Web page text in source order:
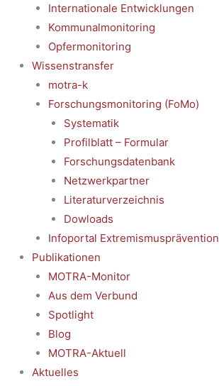
Internationale Entwicklungen
Kommunalmonitoring
Opfermonitoring
Wissenstransfer
motra-k
Forschungsmonitoring (FoMo)
Systematik
Profilblatt – Formular
Forschungsdatenbank
Netzwerkpartner
Literaturverzeichnis
Dowloads
Infoportal Extremismusprävention
Publikationen
MOTRA-Monitor
Aus dem Verbund
Spotlight
Blog
MOTRA-Aktuell
Aktuelles